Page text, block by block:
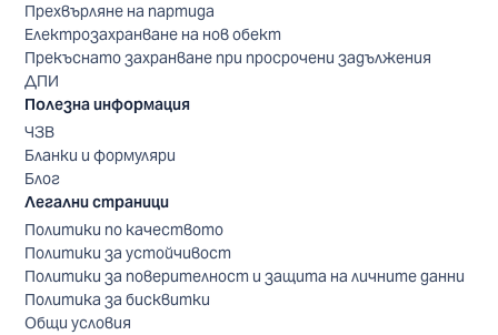
Прехвърляне на партида
Електрозахранване на нов обект
Прекъснато захранване при просрочени задължения
ДПИ
Полезна информация
ЧЗВ
Бланки и формуляри
Блог
Легални страници
Политики по качеството
Политики за устойчивост
Политики за поверителност и защита на личните данни
Политика за бисквитки
Общи условия